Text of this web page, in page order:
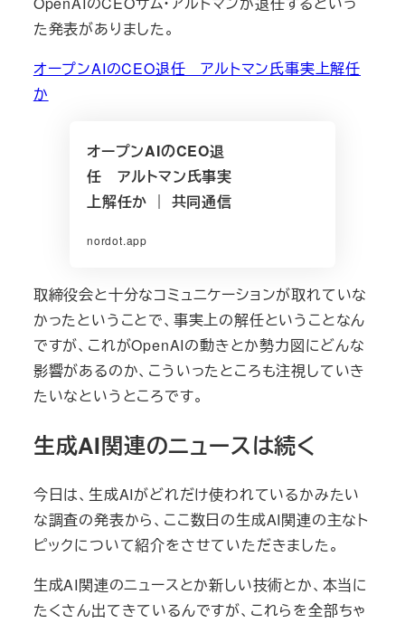
た発表がありました。
オープンAIのCEO退任 アルトマン氏事実上解任
か
オープンAIのCEO退
任 アルトマン氏事実
上解任か ｜ 共同通信
nordot.app
取締役会と十分なコミュニケーションが取れていな
かったということで、事実上の解任ということなん
ですが、これがOpenAIの動きとか勢力図にどんな
影響があるのか、こういったところも注視していき
たいなというところです。
生成AI関連のニュースは続く
今日は、生成AIがどれだけ使われているかみたい
な調査の発表から、ここ数日の生成AI関連の主なト
ピックについて紹介をさせていただきました。
生成AI関連のニュースとか新しい技術とか、本当に
たくさん出てきているんですが、これらを全部ちゃ